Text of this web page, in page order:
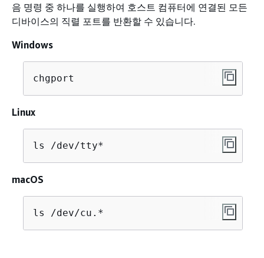
음 명령 중 하나를 실행하여 호스트 컴퓨터에 연결된 모든
디바이스의 직렬 포트를 반환할 수 있습니다.
Windows
chgport
Linux
ls /dev/tty*
macOS
ls /dev/cu.*